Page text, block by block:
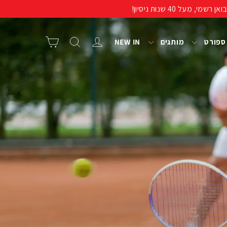
ספורט מותגים NEW IN התחבר/י חיפוש